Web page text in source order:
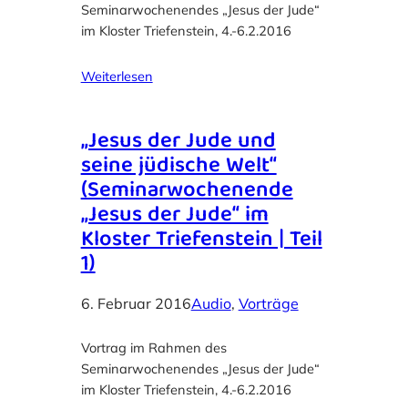
Seminarwochenendes „Jesus der Jude“
im Kloster Triefenstein, 4.-6.2.2016
Weiterlesen
„Jesus der Jude und
seine jüdische Welt“
(Seminarwochenende
„Jesus der Jude“ im
Kloster Triefenstein | Teil
1)
6. Februar 2016Audio, Vorträge
Vortrag im Rahmen des
Seminarwochenendes „Jesus der Jude“
im Kloster Triefenstein, 4.-6.2.2016